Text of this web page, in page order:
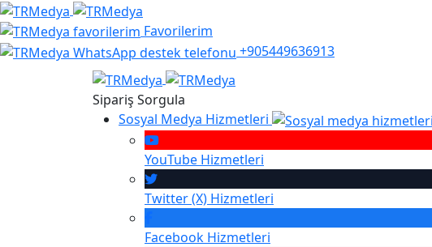
Favorilerim
+905449636913
Sipariş Sorgula
Sosyal Medya Hizmetleri
YouTube Hizmetleri
Twitter (X) Hizmetleri
Facebook Hizmetleri